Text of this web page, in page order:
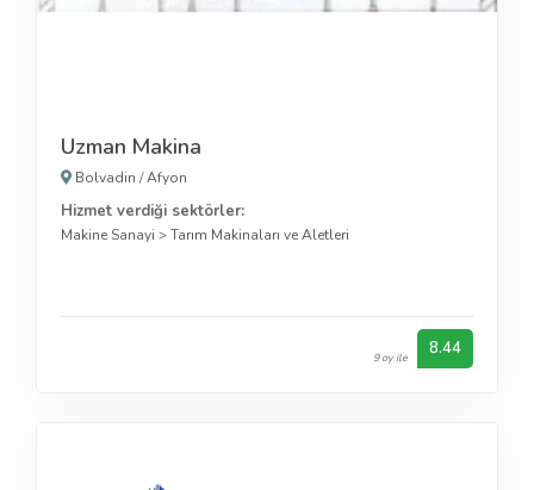
Uzman Makina
Bolvadin /Afyon
Hizmet verdiği sektörler:
Makine Sanayi >Tarım Makinaları ve Aletleri
9 oy ile 8.44